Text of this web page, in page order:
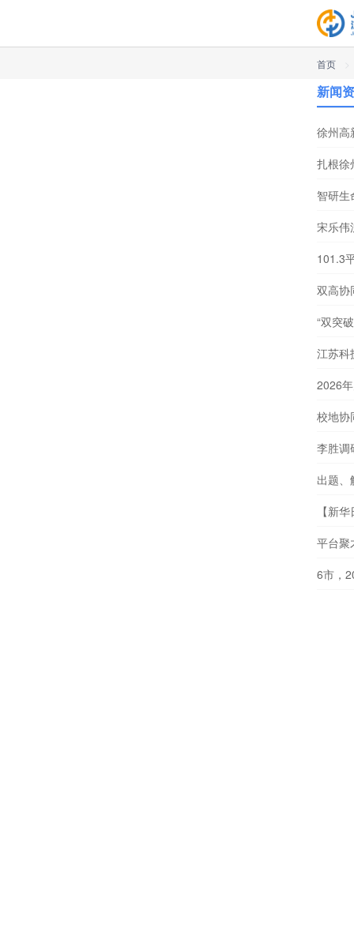
首页
新闻
徐州高
扎根徐
智研
宋乐伟
101.3
双高协
“双突
江苏科
2026
校地
李胜调
出题
【新
平台聚
6市，